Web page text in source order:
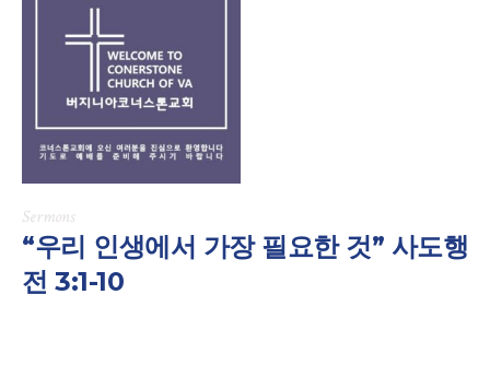
Sermons
“우리 인생에서 가장 필요한 것” 사도행
전 3:1-10